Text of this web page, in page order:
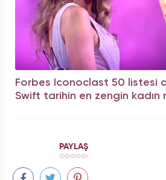
Forbes Iconoclast 50 listesi
Swift tarihin en zengin kadın
PAYLAŞ